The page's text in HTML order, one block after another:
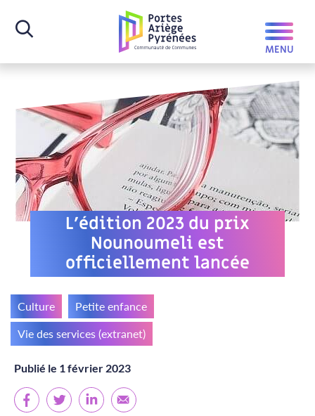
L’édition 2023 du prix
Nounoumeli est
officiellement lancée
Culture Petite enfance
Vie des services (extranet)
Publié le 1 février 2023